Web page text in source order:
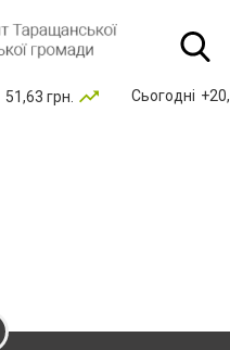
51,63 грн. Сьогодні